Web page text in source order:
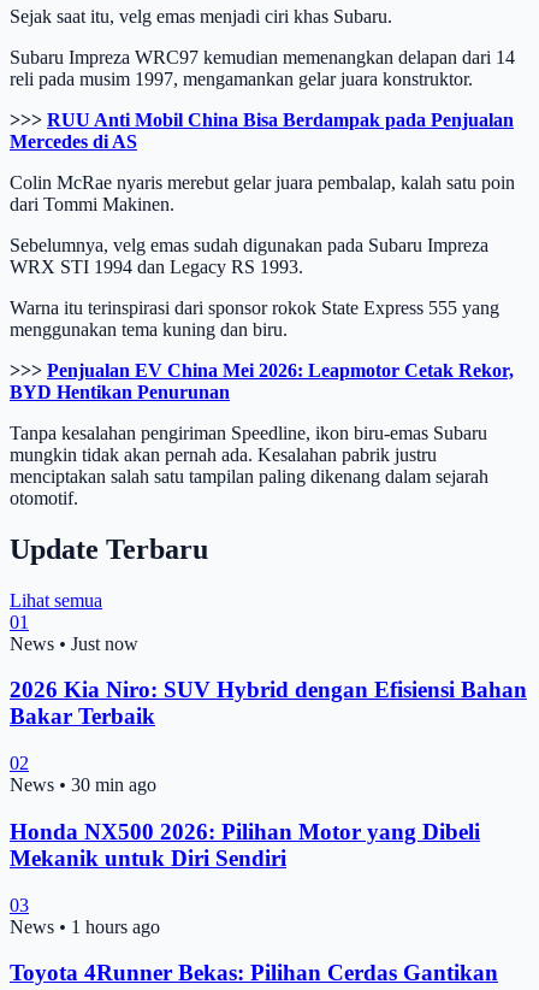
Sejak saat itu, velg emas menjadi ciri khas Subaru.
Subaru Impreza WRC97 kemudian memenangkan delapan dari 14
reli pada musim 1997, mengamankan gelar juara konstruktor.
>>> RUU Anti Mobil China Bisa Berdampak pada Penjualan
Mercedes di AS
Colin McRae nyaris merebut gelar juara pembalap, kalah satu poin
dari Tommi Makinen.
Sebelumnya, velg emas sudah digunakan pada Subaru Impreza
WRX STI 1994 dan Legacy RS 1993.
Warna itu terinspirasi dari sponsor rokok State Express 555 yang
menggunakan tema kuning dan biru.
>>> Penjualan EV China Mei 2026: Leapmotor Cetak Rekor,
BYD Hentikan Penurunan
Tanpa kesalahan pengiriman Speedline, ikon biru-emas Subaru
mungkin tidak akan pernah ada. Kesalahan pabrik justru
menciptakan salah satu tampilan paling dikenang dalam sejarah
otomotif.
Update Terbaru
Lihat semua
01
News • Just now
2026 Kia Niro: SUV Hybrid dengan Efisiensi Bahan
Bakar Terbaik
02
News • 30 min ago
Honda NX500 2026: Pilihan Motor yang Dibeli
Mekanik untuk Diri Sendiri
03
News • 1 hours ago
Toyota 4Runner Bekas: Pilihan Cerdas Gantikan